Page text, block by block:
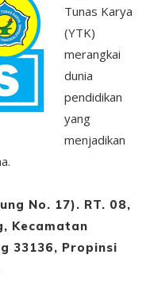
Tunas Karya
(YTK)
merangkai
dunia
pendidikan
yang
menjadikan
No. 17). RT. 08,
Kecamatan
33136, Propinsi